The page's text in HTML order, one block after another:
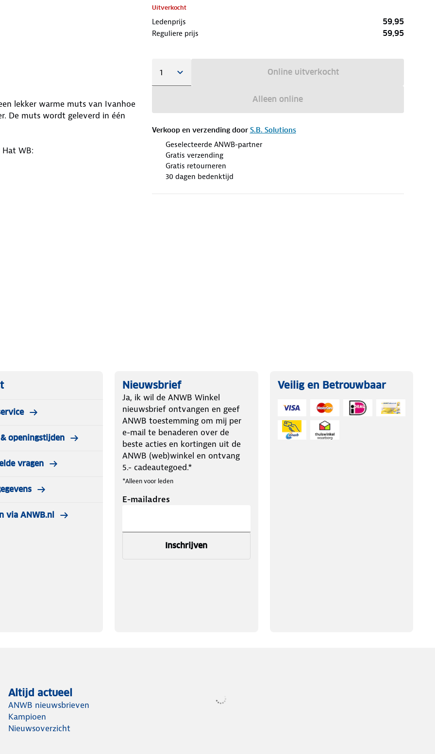
Uitverkocht
Ledenprijs 59,95
Reguliere prijs 59,95
Online uitverkocht
Alleen online
Verkoop en verzending door S.B. Solutions
Geselecteerde ANWB-partner
Gratis verzending
Gratis retourneren
30 dagen bedenktijd
lekker warme muts van Ivanhoe
De muts wordt geleverd in één
WB:
door de miljoenen
Ook als hij nat is (absorbeert
mooie bijkomstigheid is dat de
Artikelen die zijn gedragen,
openingstijden
vragen
via ANWB.nl
Nieuwsbrief
Ja, ik wil de ANWB Winkel
nieuwsbrief ontvangen en geef
ANWB toestemming om mij per
e-mail te benaderen over de
beste acties en kortingen uit de
ANWB (web)winkel en ontvang
5.- cadeautegoed.*
*Alleen voor leden
E-mailadres
Inschrijven
Veilig en Betrouwbaar
Altijd actueel
ANWB nieuwsbrieven
Kampioen
Nieuwsoverzicht